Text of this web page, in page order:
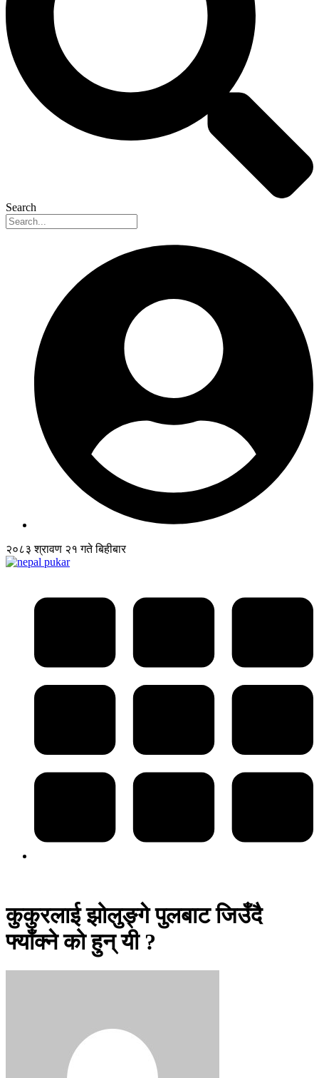
Search
२०८३ श्रावण २१ गते बिहीबार
कुकुरलाई झोलुङ्गे पुलबाट जिउँदै
फ्याँक्ने को हुन् यी ?